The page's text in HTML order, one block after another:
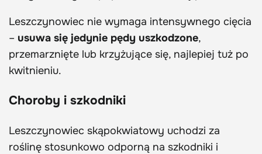
Leszczynowiec nie wymaga intensywnego cięcia
– usuwa się jedynie pędy uszkodzone,
przemarznięte lub krzyżujące się, najlepiej tuż po
kwitnieniu.
Choroby i szkodniki
Leszczynowiec skąpokwiatowy uchodzi za
roślinę stosunkowo odporną na szkodniki i